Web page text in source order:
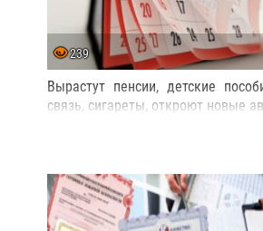
239
Вырастут пенсии, детские
связь, сигареты, откроют новые